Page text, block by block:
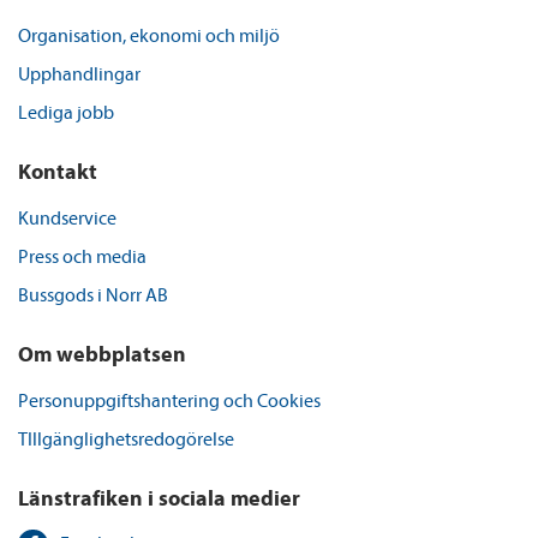
Organisation, ekonomi och miljö
Upphandlingar
Lediga jobb
Kontakt
Kundservice
Press och media
Bussgods i Norr AB
Om webbplatsen
Personuppgiftshantering och Cookies
TIllgänglighetsredogörelse
Länstrafiken i sociala medier